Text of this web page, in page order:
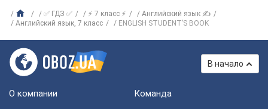
✅ ГДЗ ✅ ⚡ 7 класс ⚡
Английский язык ✍
Английский язык, 7 класс
ENGLISH STUDENT’S BOOK
В начало
О компании Команда